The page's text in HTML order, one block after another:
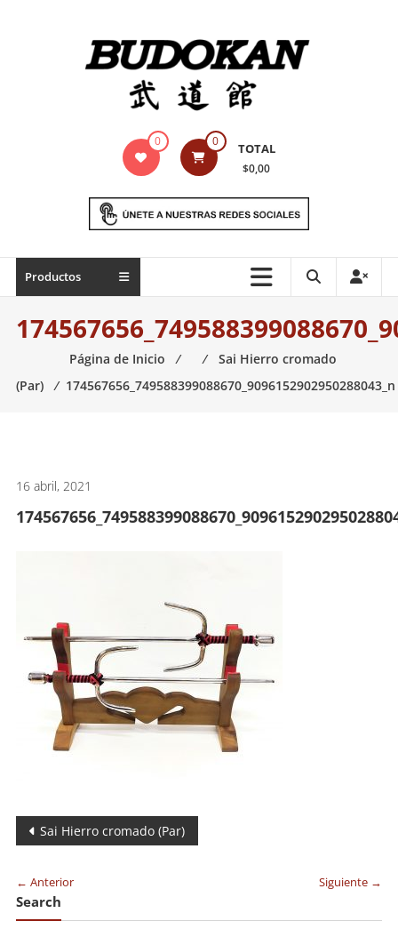
Indumentaria
marciales
Todo
necesario
para
las
0 0 TOTAL
$0,00
Productos
Página de Inicio ⁄ ⁄
Sai Hierro cromado
(Par)
⁄ 174567656_749588399088670_9096152902950288043_n
16 abril, 2021
Navegación
entradas
Sai Hierro cromado (Par)
← Anterior Siguiente →
Search